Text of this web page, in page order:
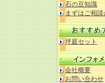
石の豆知識
まずはご相
坪庭セット
会社概要
お問い合わせ